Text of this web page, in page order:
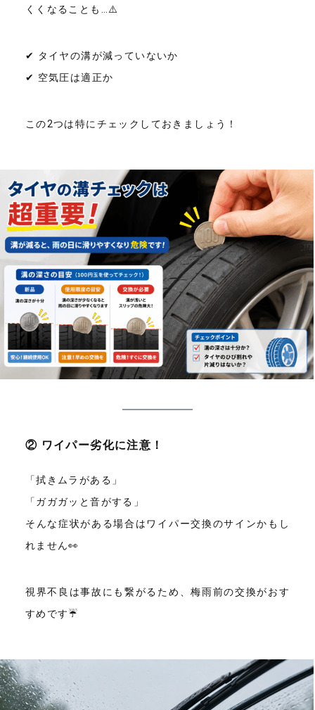
くくなることも…⚠️
✔ タイヤの溝が減っていないか
✔ 空気圧は適正か
この2つは特にチェックしておきましょう！
② ワイパー劣化に注意！
「拭きムラがある」
「ガガガッと音がする」
そんな症状がある場合はワイパー交換のサインかもし
れません👀
視界不良は事故にも繋がるため、梅雨前の交換がおす
すめです☔